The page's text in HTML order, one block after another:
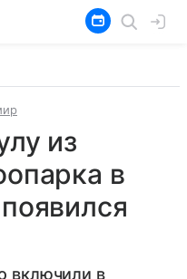
из
в
включили в